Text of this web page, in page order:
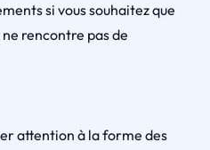
si vous souhaitez que
rencontre pas de
attention à la forme des